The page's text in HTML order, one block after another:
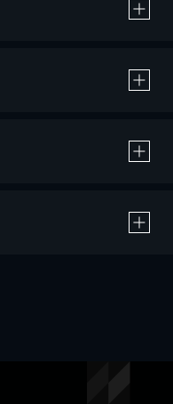
よる作品の購入 / レンタルです。
ルは、20％のポイント還元です。